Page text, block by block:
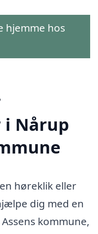
hjemme hos
Nårup
høreklik eller
dig med en
kommune,